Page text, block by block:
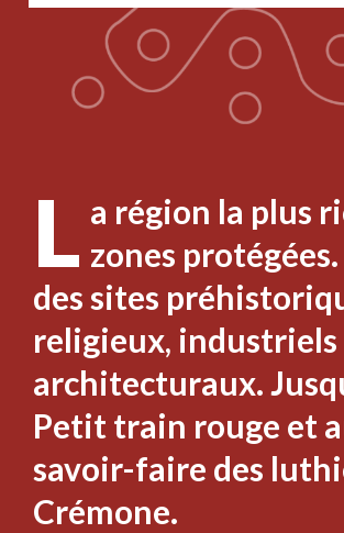
L a région la plus
zones
des sites
religieux,
architecturaux.
Petit train rouge et
savoir-faire des
Crémone.